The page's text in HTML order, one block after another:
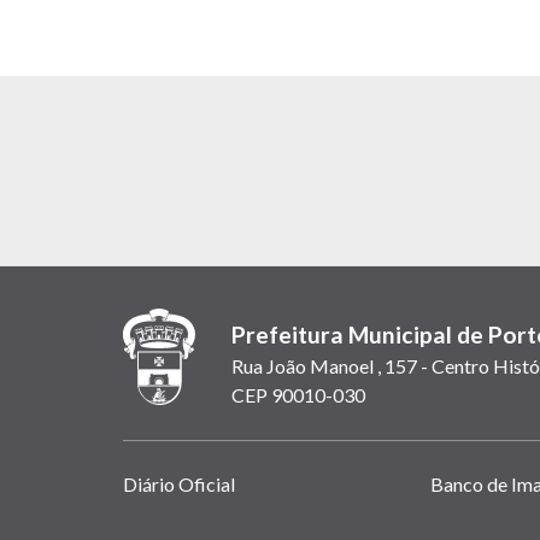
Prefeitura Municipal de
Rua João Manoel , 157 - Centro
CEP 90010-030
Links
Diário Oficial Banco de